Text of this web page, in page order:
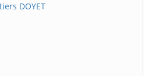
DOYET